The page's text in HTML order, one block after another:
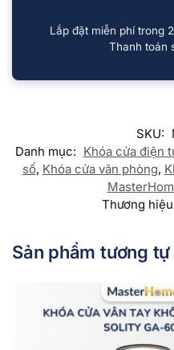
Lắp đặt miễn phí trong
Thanh toán
SKU:
Danh mục: Khóa cửa điện
số, Khóa cửa văn phòng,
Thương
Sản phẩm tương tự